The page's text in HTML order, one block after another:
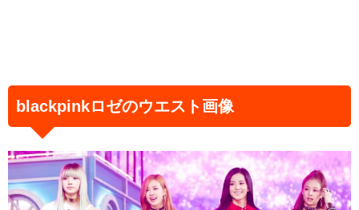
blackpinkロゼのウエスト画像